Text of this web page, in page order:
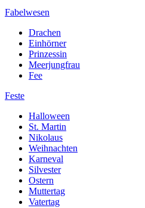
Fabelwesen
Drachen
Einhörner
Prinzessin
Meerjungfrau
Fee
Feste
Halloween
St. Martin
Nikolaus
Weihnachten
Karneval
Silvester
Ostern
Muttertag
Vatertag